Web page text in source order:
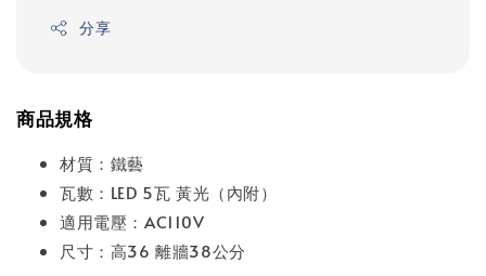
分享
商品規格
材質：鐵藝
瓦數：LED 5瓦 黃光（內附）
適用電壓：AC110V
尺寸：高36 離牆38公分